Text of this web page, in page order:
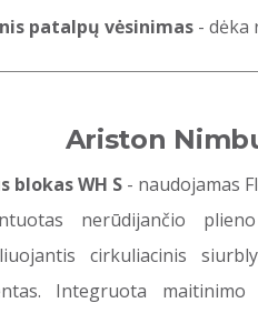
patalpų vėsinimas - dėka
Ariston
blokas WH S - naudojamas
nerūdijančio
cirkuliacinis
Integruota